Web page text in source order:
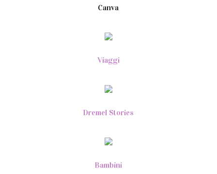
Canva
Viaggi
Dremel Stories
Bambini